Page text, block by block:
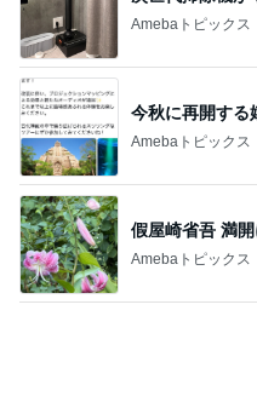
Amebaトピックス
今秋に再開する
Amebaトピックス
假屋崎省吾 満
Amebaトピックス